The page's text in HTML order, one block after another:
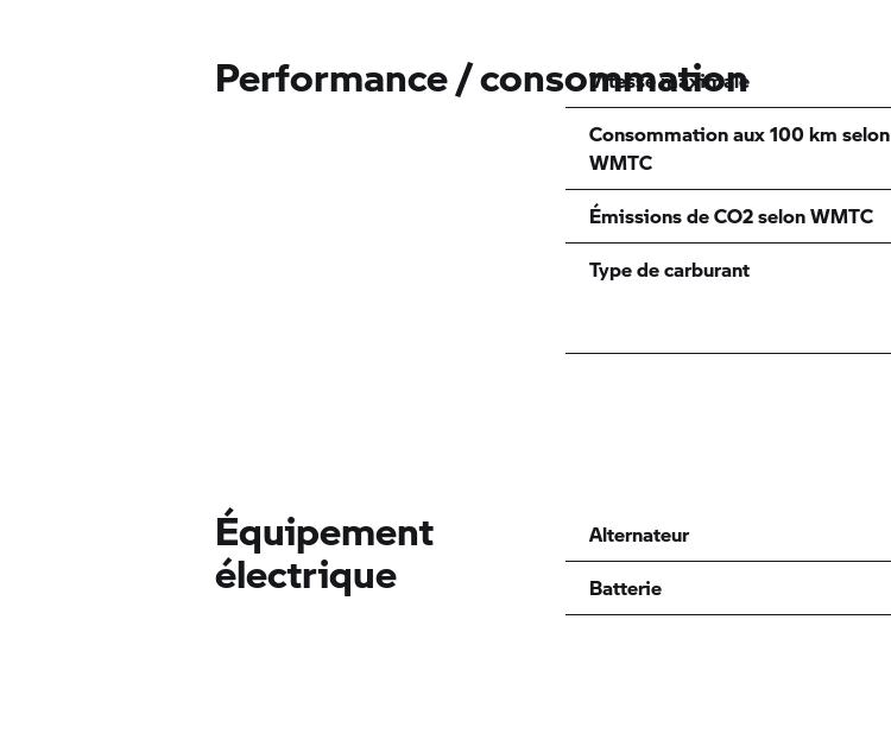
Performance / consommation
Vitesse maximale
Consommation aux 100 km selon
WMTC
Émissions de CO2 selon WMTC
Type de carburant
Équipement
électrique
Alternateur
Batterie